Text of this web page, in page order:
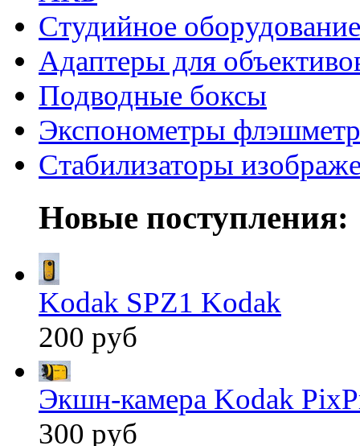
Студийное оборудование
Адаптеры для
Подводные боксы
Экспонометры
Стабилизаторы
Новые поступления:
Kodak SPZ1 Kodak
200 руб
Экшн-камера Kodak
300 руб